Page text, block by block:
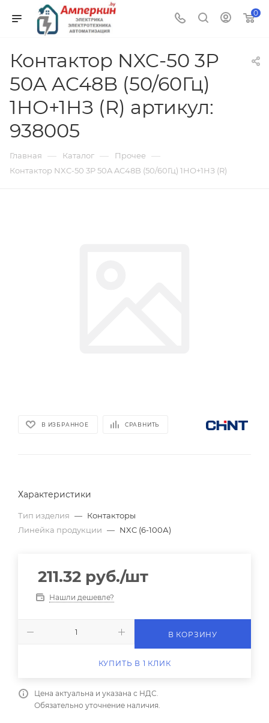
0
Контактор NXC-50 3P
50A AC48B (50/60Гц)
1НО+1НЗ (R) артикул:
938005
Главная — Каталог — Прочее —
Контактор NXC-50 3P 50A AC48B (50/60Гц) 1НО+1НЗ (R)
В ИЗБРАННОЕ СРАВНИТЬ
Характеристики
Тип изделия — Контакторы
Линейка продукции — NXC (6-100А)
211.32 руб./шт
Нашли дешевле?
В КОРЗИНУ
КУПИТЬ В 1 КЛИК
Цена актуальна и указана с НДС.
Обязательно уточнение наличия.